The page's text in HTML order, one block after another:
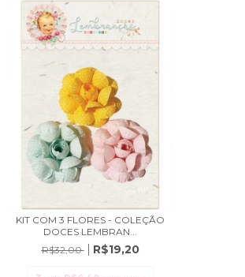
KIT COM 3 FLORES - COLEÇÃO
DOCES LEMBRAN...
R$32,00
R$19,20